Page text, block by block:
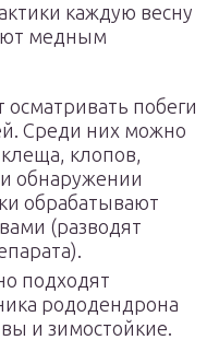
каждую весну
медным
побеги
Среди них можно
клопов,
обнаружении
обрабатывают
(разводят
подходят
рододендрона
и зимостойкие.